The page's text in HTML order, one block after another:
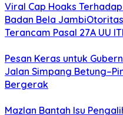
Viral Cap Hoaks
Badan Bela
Terancam Pasal 27A UU
Pesan Keras untuk
Jalan Simpang
Bergerak
Mazlan Bantah Isu